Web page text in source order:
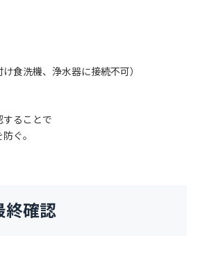
食洗機、浄水器に接続不可）
ることで
ぐ。
終確認